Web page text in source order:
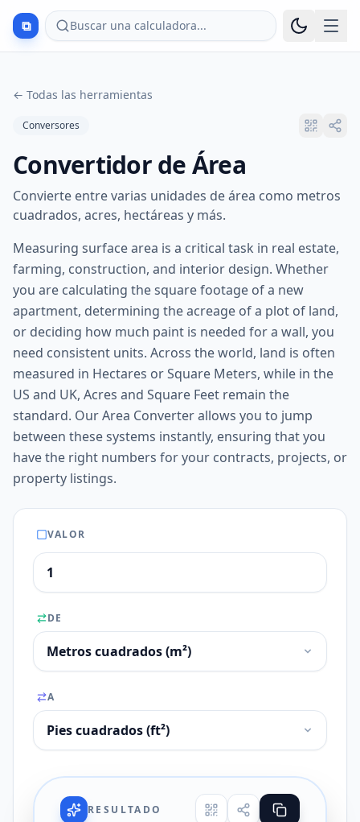
⧉ Buscar una calculadora...
← Todas las herramientas
Conversores
Convertidor de Área
Convierte entre varias unidades de área como metros
cuadrados, acres, hectáreas y más.
Measuring surface area is a critical task in real estate,
farming, construction, and interior design. Whether
you are calculating the square footage of a new
apartment, determining the acreage of a plot of land,
or deciding how much paint is needed for a wall, you
need consistent units. Across the world, land is often
measured in Hectares or Square Meters, while in the
US and UK, Acres and Square Feet remain the
standard. Our Area Converter allows you to jump
between these systems instantly, ensuring that you
have the right numbers for your contracts, projects, or
property listings.
VALOR
DE
A
RESULTADO